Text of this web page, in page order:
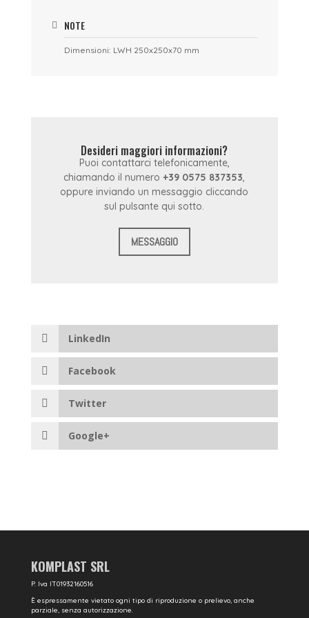
NOTE
Dimensioni: LWH 250x250x70 mm
Desideri maggiori informazioni?
Puoi contattarci telefonicamente,
chiamando il numero+39 0575 837353,
oppure inviando un messaggio cliccando
sul pulsante qui sotto.
MESSAGGIO
LinkedIn
Facebook
Twitter
Google+
KOMPLAST SRL
P. Iva IT01932160516
È espressamente vietato ogni tipo di riproduzione o prelievo, anche
parziale, senza autorizzazione.